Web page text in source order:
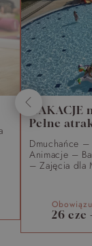
WAKACJE
Pełne
Dmuchańce –
Animacje –
– Zajęcia dla
26 cze